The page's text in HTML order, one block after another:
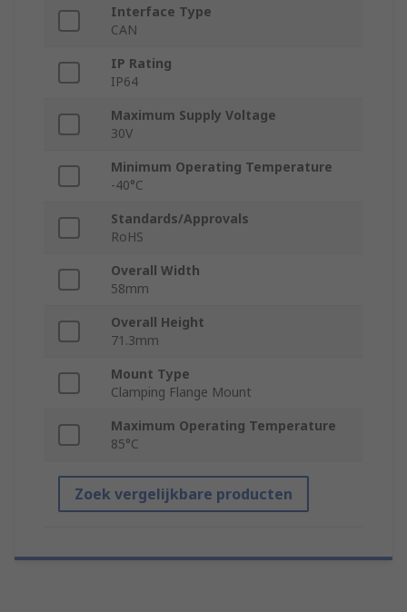
Interface Type
CAN
IP Rating
IP64
Maximum Supply Voltage
30V
Minimum Operating Temperature
-40°C
Standards/Approvals
RoHS
Overall Width
58mm
Overall Height
71.3mm
Mount Type
Clamping Flange Mount
Maximum Operating Temperature
85°C
Zoek vergelijkbare producten